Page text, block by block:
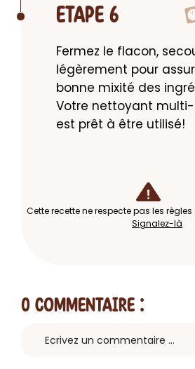
ETAPE 6
Fermez le flacon,
légèrement pour
bonne mixité des
Votre nettoyant
est prêt à être utilisé!
Cette recette ne respecte pas les
Signalez-là
0 Commentaire :